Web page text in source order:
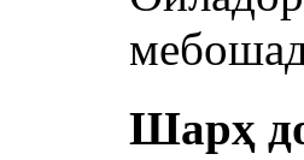
Шарҳ